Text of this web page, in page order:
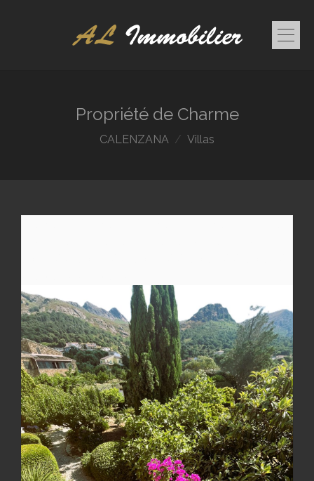
Propriété de Charme
CALENZANA Villas